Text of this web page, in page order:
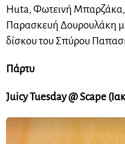
Huta, Φωτεινή
Παρασκευή Δουρουλάκη
δίσκου του Σπύρου
Πάρτυ
Juicy Tuesday @ Scape